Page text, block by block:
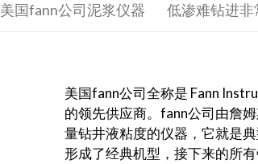
美国fann公司泥浆仪器 低渗难钻进
美国fann公司全称是 Fann
的领先供应商。fann公司由詹
量钻井液粘度的仪器，它就是
形成了经典机型，接下来的所